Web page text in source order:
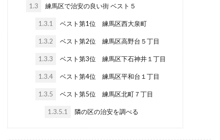
1.3 練馬区で治安の良い街 ベスト５
1.3.1 ベスト第1位 練馬区西大泉町
1.3.2 ベスト第2位 練馬区高野台５丁目
1.3.3 ベスト第3位 練馬区下石神井１丁目
1.3.4 ベスト第4位 練馬区平和台１丁目
1.3.5 ベスト第5位 練馬区北町７丁目
1.3.5.1 隣の区の治安を調べる